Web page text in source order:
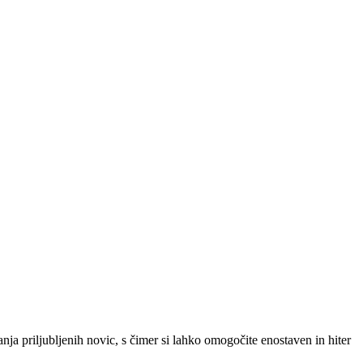
priljubljenih novic, s čimer si lahko omogočite enostaven in hiter